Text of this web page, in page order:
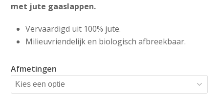
met jute gaaslappen.
Vervaardigd uit 100% jute.
Milieuvriendelijk en biologisch afbreekbaar.
Afmetingen